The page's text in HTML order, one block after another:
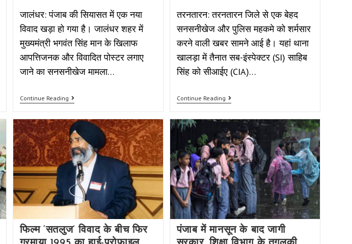
जालंधर: पंजाब की सियासत में एक नया
विवाद खड़ा हो गया है। जालंधर शहर में
मुख्यमंत्री भगवंत सिंह मान के खिलाफ
आपत्तिजनक और विवादित पोस्टर लगाए
जाने का सनसनीखेज मामला…
Continue Reading
तरनतारन: तरनतारन जिले से एक बेहद
सनसनीखेज और पुलिस महकमे को शर्मसार
करने वाली खबर सामने आई है। यहां थाना
खालड़ा में तैनात सब-इंस्पेक्टर (SI) साहिब
सिंह को सीआईए (CIA)…
Continue Reading
फिल्म ‘सतलुज’ विवाद के बीच फिर
पंजाब में मानसून के बाद जागी